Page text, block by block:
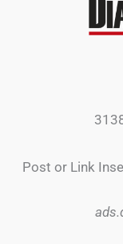
Post or Link